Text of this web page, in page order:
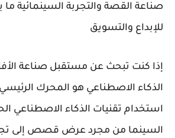
صناعة القصة والتجربة السينمائية ما
للإبداع والتسويق
إذا كنت تبحث عن مستقبل صناعة
الذكاء الاصطناعي هو المحرك الرئيسي
استخدام تقنيات الذكاء الاصطناعي
السينما من مجرد عرض قصص إلى